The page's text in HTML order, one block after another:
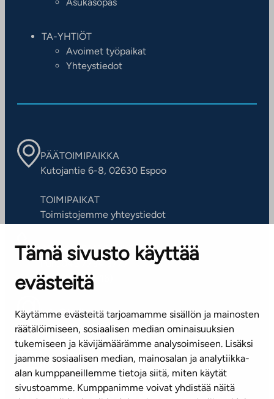
Tämä sivusto käyttää
evästeitä
Käytämme evästeitä tarjoamamme sisällön ja mainosten
räätälöimiseen, sosiaalisen median ominaisuuksien
tukemiseen ja kävijämäärämme analysoimiseen. Lisäksi
jaamme sosiaalisen median, mainosalan ja analytiikka-
alan kumppaneillemme tietoja siitä, miten käytät
sivustoamme. Kumppanimme voivat yhdistää näitä
Asukasopas
TA-YHTIÖT
Avoimet työpaikat
Yhteystiedot
PÄÄTOIMIPAIKKA
Kutojantie 6-8, 02630 Espoo
TOIMIPAIKAT
Toimistojemme yhteystiedot
ASIAKASPALVELUKESKUS
Puh. 045 7734 3777
(arkisin klo 8-16)
info@ta.fi
Tilaa uutiskirje